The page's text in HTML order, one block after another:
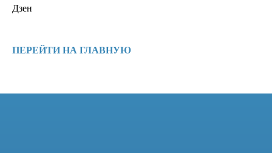
Дзен
ПЕРЕЙТИ НА ГЛАВНУЮ
Новости и статьи
Благодарности